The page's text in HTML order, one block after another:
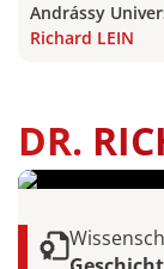
Andrássy
Richard LEIN
DR.